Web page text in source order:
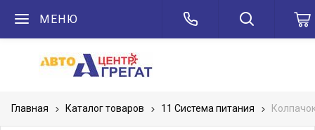
МЕНЮ
Главная Каталог товаров 11 Система питания